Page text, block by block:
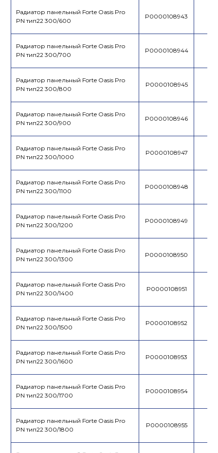
Радиатор панельный Forte Oasis Pro
PN тип22 300/600
P0000108943
Радиатор панельный Forte Oasis Pro
PN тип22 300/700
P0000108944
Радиатор панельный Forte Oasis Pro
PN тип22 300/800
P0000108945
Радиатор панельный Forte Oasis Pro
PN тип22 300/900
P0000108946
Радиатор панельный Forte Oasis Pro
PN тип22 300/1000
P0000108947
Радиатор панельный Forte Oasis Pro
PN тип22 300/1100
P0000108948
Радиатор панельный Forte Oasis Pro
PN тип22 300/1200
P0000108949
Радиатор панельный Forte Oasis Pro
PN тип22 300/1300
P0000108950
Радиатор панельный Forte Oasis Pro
PN тип22 300/1400
P0000108951
Радиатор панельный Forte Oasis Pro
PN тип22 300/1500
P0000108952
Радиатор панельный Forte Oasis Pro
PN тип22 300/1600
P0000108953
Радиатор панельный Forte Oasis Pro
PN тип22 300/1700
P0000108954
Радиатор панельный Forte Oasis Pro
PN тип22 300/1800
P0000108955